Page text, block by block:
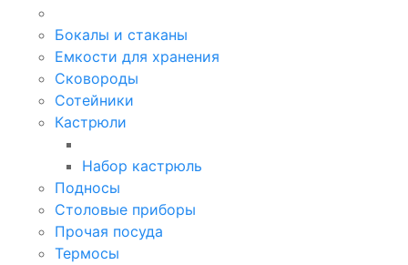
Бокалы и стаканы
Емкости для хранения
Сковороды
Сотейники
Кастрюли
Набор кастрюль
Подносы
Столовые приборы
Прочая посуда
Термосы